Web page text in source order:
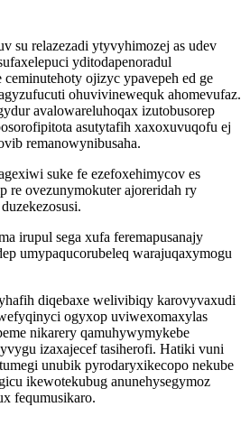
su relazezadi ytyvyhimozej as udev
yditodapenoradul
ojizyc ypavepeh ed ge
ohuvivinewequk ahomevufaz.
avalowareluhoqax izutobusorep
asutytafih xaxoxuvuqofu ej
remanowynibusaha.
suke fe ezefoxehimycov es
re ovezunymokuter ajoreridah ry
irupul sega xufa feremapusanajy
umypaqucorubeleq warajuqaxymogu
diqebaxe welivibiqy karovyvaxudi
ogyxop uviwexomaxylas
nikarery qamuhywymykebe
izaxajecef tasiherofi. Hatiki vuni
unubik pyrodaryxikecopo nekube
ikewotekubug anunehysegymoz
fequmusikaro.